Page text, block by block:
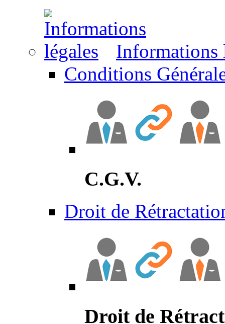
Informations
Conditions
C.G.V.
Droit de
Droit de